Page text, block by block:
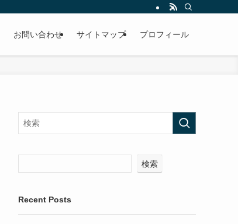
お問い合わせ サイトマップ プロフィール
検索
Recent Posts